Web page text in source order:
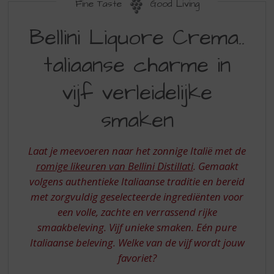
Fine Taste Good Living
BELLINI
LIQUORE
CREMA
ITALIAANSE
CHARME
VERLEIDELIJKE
SMAKEN
Bellini Liquore Crema..
taliaanse charme in
vijf verleidelijke
smaken
Laat je meevoeren naar het zonnige Italië met de
romige likeuren van Bellini Distillati. Gemaakt
volgens authentieke Italiaanse traditie en bereid
met zorgvuldig geselecteerde ingrediënten voor
een volle, zachte en verrassend rijke
smaakbeleving. Vijf unieke smaken. Eén pure
Italiaanse beleving. Welke van de vijf wordt jouw
favoriet?